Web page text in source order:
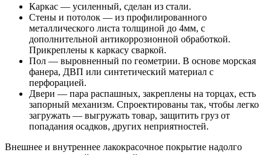
Каркас — усиленный, сделан из стали.
Стены и потолок — из профилированного
металлического листа толщиной до 4мм, с
дополнительной антикоррозионной обработкой.
Прикреплены к каркасу сваркой.
Пол — выровненный по геометрии. В основе морская
фанера, ДВП или синтетический материал с
перфорацией.
Двери — пара распашных, закреплены на торцах, есть
запорный механизм. Спроектированы так, чтобы легко
загружать — выгружать товар, защитить груз от
попадания осадков, других неприятностей.
Внешнее и внутреннее лакокрасочное покрытие надолго